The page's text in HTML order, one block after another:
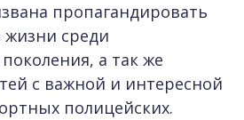
пропагандировать
среди
а так же
с важной и интересной
полицейских.